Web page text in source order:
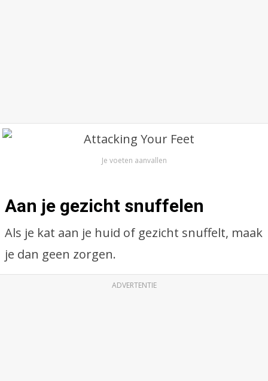
Je voeten aanvallen
Aan je gezicht snuffelen
Als je kat aan je huid of gezicht snuffelt, maak
je dan geen zorgen.
ADVERTENTIE